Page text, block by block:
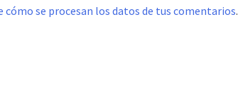
cómo se procesan los datos de tus comentarios.